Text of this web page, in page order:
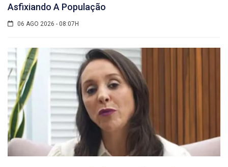
Asfixiando A População
06 AGO 2026 - 08:07H